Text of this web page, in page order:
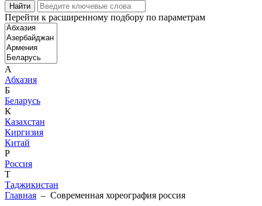
Перейти к расширенному подбору по параметрам
А
Абхазия
Б
Беларусь
К
Казахстан
Киргизия
Китай
Р
Россия
Т
Таджикистан
Главная – Современная хореография россия